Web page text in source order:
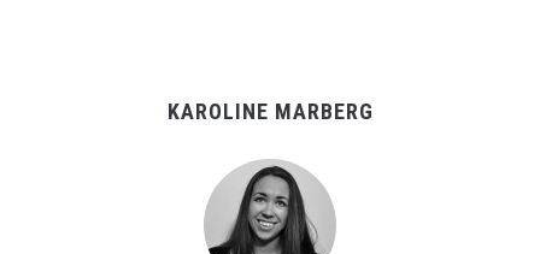
KAROLINE MARBERG